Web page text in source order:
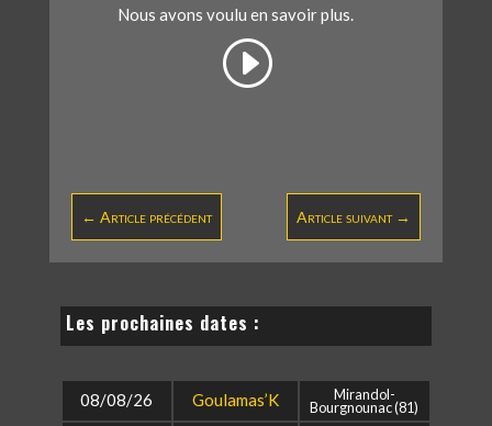
Nous avons voulu en savoir plus.
← Article précédent Article suivant→
Les prochaines dates :
08/08/26 Goulamas’K Mirandol-
Bourgnounac (81)